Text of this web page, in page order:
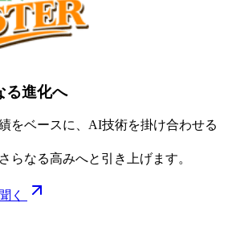
る進化へ
をベースに、AI技術を掛け合わせる
らなる高みへと引き上げます。
く